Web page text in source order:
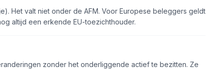
Het valt niet onder de AFM. Voor Europese beleggers geldt
altijd een erkende EU-toezichthouder.
zonder het onderliggende actief te bezitten. Ze